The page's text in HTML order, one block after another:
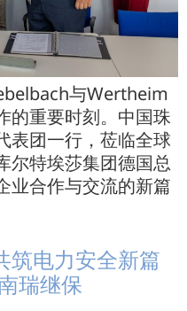
与Wertheim
的重要时刻。中国珠
表团一行，莅临全球
特埃莎集团德国总
业合作与交流的新篇
筑电力安全新篇
瑞继保